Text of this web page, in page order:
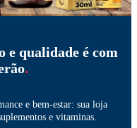
qualidade é com
.
e bem-estar: sua loja
e vitaminas.